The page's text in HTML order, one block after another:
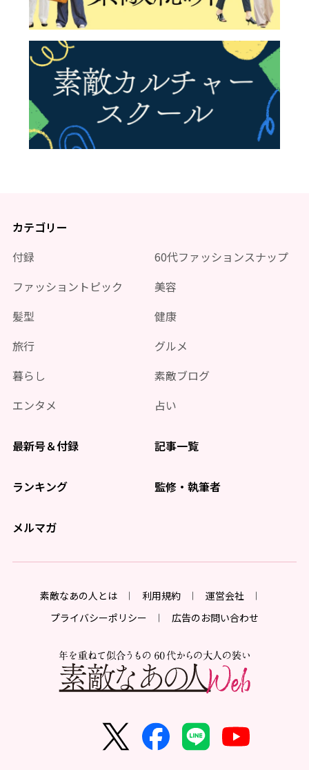
カテゴリー
付録
60代ファッションスナップ
ファッショントピック
美容
髪型
健康
旅行
グルメ
暮らし
素敵ブログ
エンタメ
占い
最新号＆付録 記事一覧
ランキング 監修・執筆者
メルマガ
素敵なあの人とは 利用規約
運営会社
プライバシーポリシー
広告のお問い合わせ